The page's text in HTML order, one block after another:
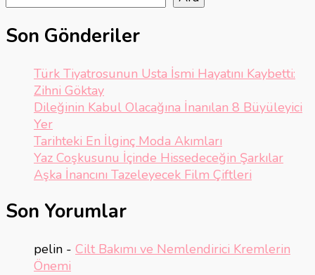
Son Gönderiler
Türk Tiyatrosunun Usta İsmi Hayatını Kaybetti:
Zihni Göktay
Dileğinin Kabul Olacağına İnanılan 8 Büyüleyici
Yer
Tarihteki En İlginç Moda Akımları
Yaz Coşkusunu İçinde Hissedeceğin Şarkılar
Aşka İnancını Tazeleyecek Film Çiftleri
Son Yorumlar
pelin - Cilt Bakımı ve Nemlendirici Kremlerin
Önemi